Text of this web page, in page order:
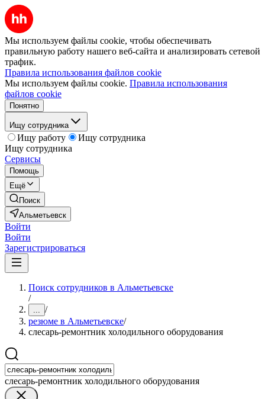
Мы используем файлы cookie, чтобы обеспечивать
правильную работу нашего веб-сайта и анализировать сетевой
трафик.
Правила использования файлов cookie
Мы используем файлы cookie. Правила использования
файлов cookie
Понятно
Ищу сотрудника
Ищу работу
Ищу сотрудника
Ищу сотрудника
Сервисы
Помощь
Ещё
Поиск
Альметьевск
Войти
Войти
Зарегистрироваться
Поиск сотрудников в Альметьевске
/
... /
резюме в Альметьевске/
слесарь-ремонтник холодильного оборудования
слесарь-ремонтник холодильного оборудования